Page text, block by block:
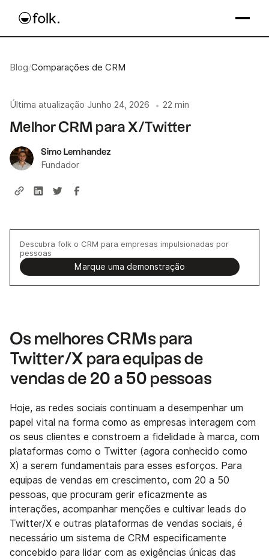
Blog/Comparações de CRM
Última atualização Junho 24, 2026 • 22 min
Melhor CRM para X/Twitter
Simo Lemhandez
Fundador
Descubra folk o CRM para empresas impulsionadas por
pessoas
Marque uma demonstração
Os melhores CRMs para
Twitter/X para equipas de
vendas de 20 a 50 pessoas
Hoje, as redes sociais continuam a desempenhar um
papel vital na forma como as empresas interagem com
os seus clientes e constroem a fidelidade à marca, com
plataformas como o Twitter (agora conhecido como
X) a serem fundamentais para esses esforços. Para
equipas de vendas em crescimento, com 20 a 50
pessoas, que procuram gerir eficazmente as
interações, acompanhar menções e cultivar leads do
Twitter/X e outras plataformas de vendas sociais, é
necessário um sistema de CRM especificamente
concebido para lidar com as exigências únicas das